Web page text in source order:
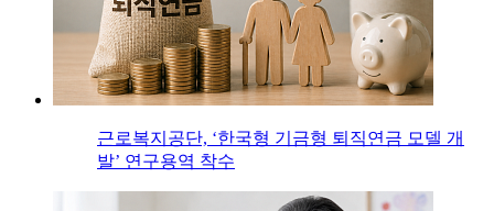
근로복지공단, ‘한국형 기금형 퇴직연금 모델 개
발’ 연구용역 착수